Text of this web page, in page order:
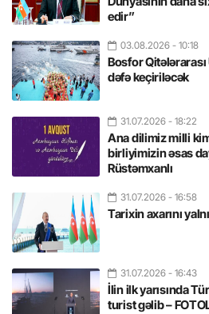
edir”
03.08.2026 - 10:18
Bosfor
dəfə keçiriləcək
31.07.2026 - 18:22
Ana dilimiz milli
birliyimizin əsas
Rüstəmxanlı
31.07.2026 - 16:58
Tarixin axarını
31.07.2026 - 16:43
İlin ilk yarısında
turist gəlib –